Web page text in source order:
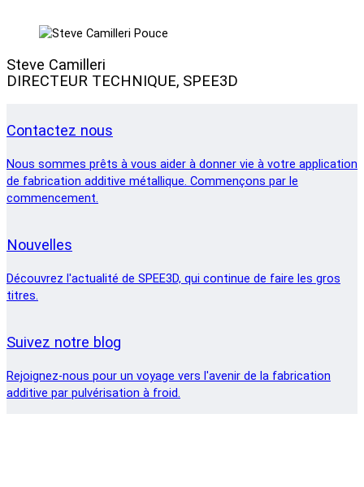
Steve Camilleri
DIRECTEUR TECHNIQUE, SPEE3D
Contactez nous
Nous sommes prêts à vous aider à donner vie à votre application
de fabrication additive métallique. Commençons par le
commencement.
Nouvelles
Découvrez l'actualité de SPEE3D, qui continue de faire les gros
titres.
Suivez notre blog
Rejoignez-nous pour un voyage vers l'avenir de la fabrication
additive par pulvérisation à froid.